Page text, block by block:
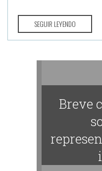
SEGUIR LEYENDO
Breve